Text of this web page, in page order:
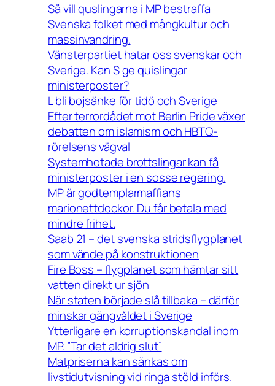
Så vill quslingarna i MP bestraffa
Svenska folket med mångkultur och
massinvandring.
Vänsterpartiet hatar oss svenskar och
Sverige. Kan S ge quislingar
ministerposter?
L bli bojsänke för tidö och Sverige
Efter terrordådet mot Berlin Pride växer
debatten om islamism och HBTQ-
rörelsens vägval
Systemhotade brottslingar kan få
ministerposter i en sosse regering.
MP är godtemplarmaffians
marionettdockor. Du får betala med
mindre frihet.
Saab 21 – det svenska stridsflygplanet
som vände på konstruktionen
Fire Boss – flygplanet som hämtar sitt
vatten direkt ur sjön
När staten började slå tillbaka – därför
minskar gängvåldet i Sverige
Ytterligare en korruptionskandal inom
MP. ”Tar det aldrig slut”
Matpriserna kan sänkas om
livstidutvisning vid ringa stöld införs.